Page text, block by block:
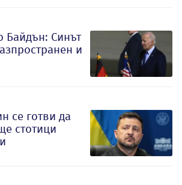
Байдън: Синът
и
се готви да
стотици